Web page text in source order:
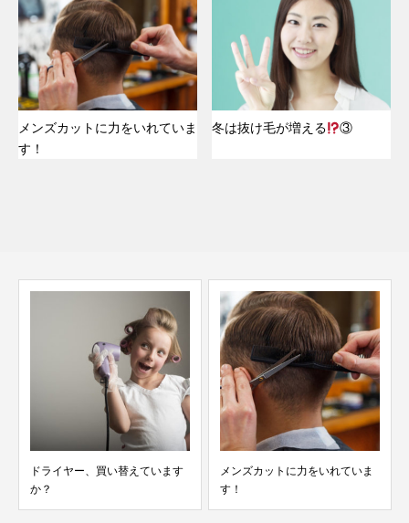
メンズカットに力をいれていま
す！
冬は抜け毛が増える ③
ドライヤー、買い替えています
か？
メンズカットに力をいれていま
す！